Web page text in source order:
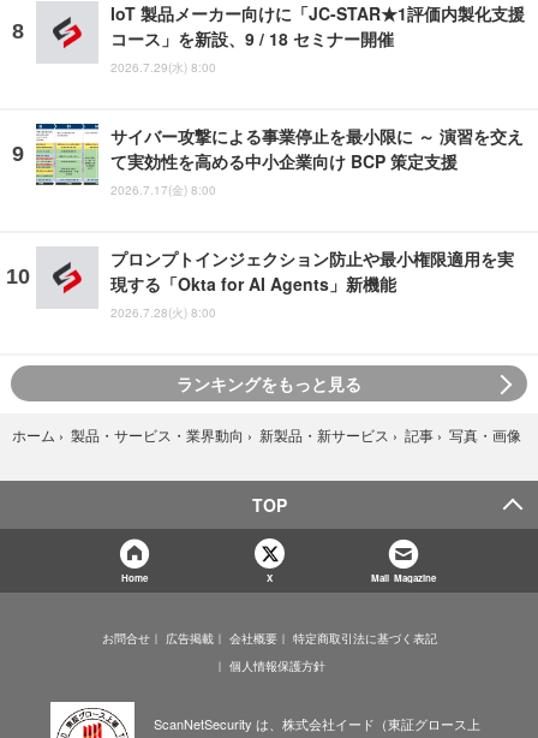
IoT 製品メーカー向けに「JC-STAR★1評価内製化支援
コース」を新設、9 / 18 セミナー開催
2026.7.29(水) 8:00
サイバー攻撃による事業停止を最小限に ～ 演習を交え
て実効性を高める中小企業向け BCP 策定支援
2026.7.17(金) 8:00
プロンプトインジェクション防止や最小権限適用を実
現する「Okta for AI Agents」新機能
2026.7.28(火) 8:00
ランキングをもっと見る
ホーム › 製品・サービス・業界動向 › 新製品・新サービス › 記事 › 写真・画像
TOP
Home X Mail Magazine
お問合せ 広告掲載 会社概要
特定商取引法に基づく表記
個人情報保護方針
ScanNetSecurity は、株式会社イード（東証グロース上